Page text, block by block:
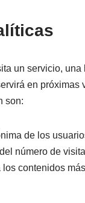
un servicio,
en
son:
de los
número de
los contenidos